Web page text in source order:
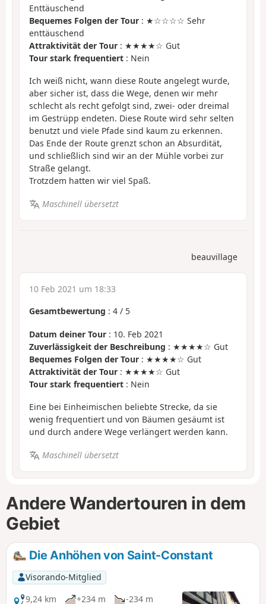
Enttäuschend
Bequemes Folgen der Tour : ★☆☆☆☆ Sehr
enttäuschend
Attraktivität der Tour : ★★★★☆ Gut
Tour stark frequentiert : Nein
Ich weiß nicht, wann diese Route angelegt wurde,
aber sicher ist, dass die Wege, denen wir mehr
schlecht als recht gefolgt sind, zwei- oder dreimal
im Gestrüpp endeten. Diese Route wird sehr selten
benutzt und viele Pfade sind kaum zu erkennen.
Das Ende der Route grenzt schon an Absurdität,
und schließlich sind wir an der Mühle vorbei zur
Straße gelangt.
Trotzdem hatten wir viel Spaß.
Maschinell übersetzt
beauvillage
10 Feb 2021 um 18:33
Gesamtbewertung : 4 / 5
Datum deiner Tour : 10. Feb 2021
Zuverlässigkeit der Beschreibung : ★★★★☆ Gut
Bequemes Folgen der Tour : ★★★★☆ Gut
Attraktivität der Tour : ★★★★☆ Gut
Tour stark frequentiert : Nein
Eine bei Einheimischen beliebte Strecke, da sie
wenig frequentiert und von Bäumen gesäumt ist
und durch andere Wege verlängert werden kann.
Maschinell übersetzt
Andere Wandertouren in dem
Gebiet
Die Anhöhen von Saint-Constant
Visorando-Mitglied
9,24 km
+234 m -234 m